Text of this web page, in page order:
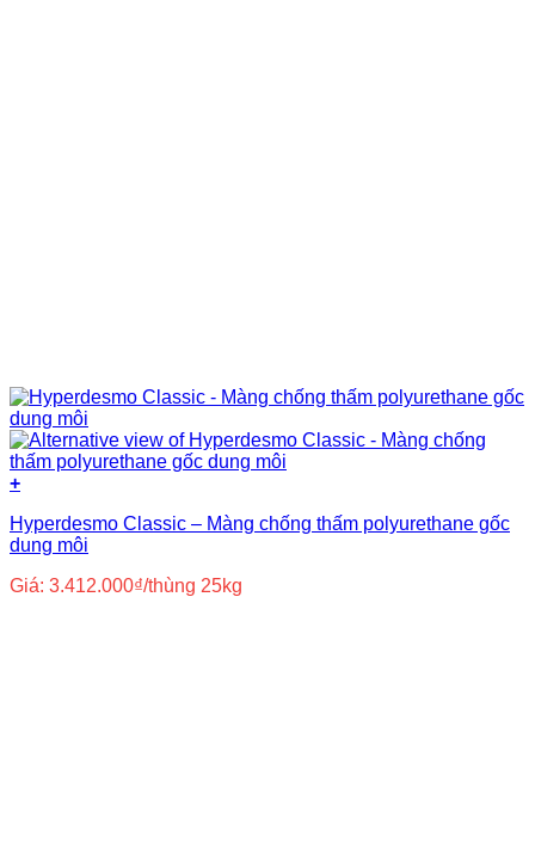
+
Hyperdesmo Classic – Màng chống thấm polyurethane gốc
dung môi
Giá: 3.412.000₫/thùng 25kg